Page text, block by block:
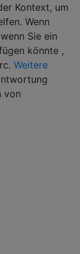
Kontext, um
Wenn
Sie ein
könnte ,
Weitere
von